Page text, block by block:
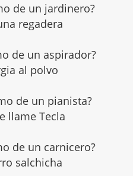
de un jardinero?
regadera
de un aspirador?
al polvo
de un pianista?
llame Tecla
de un carnicero?
salchicha